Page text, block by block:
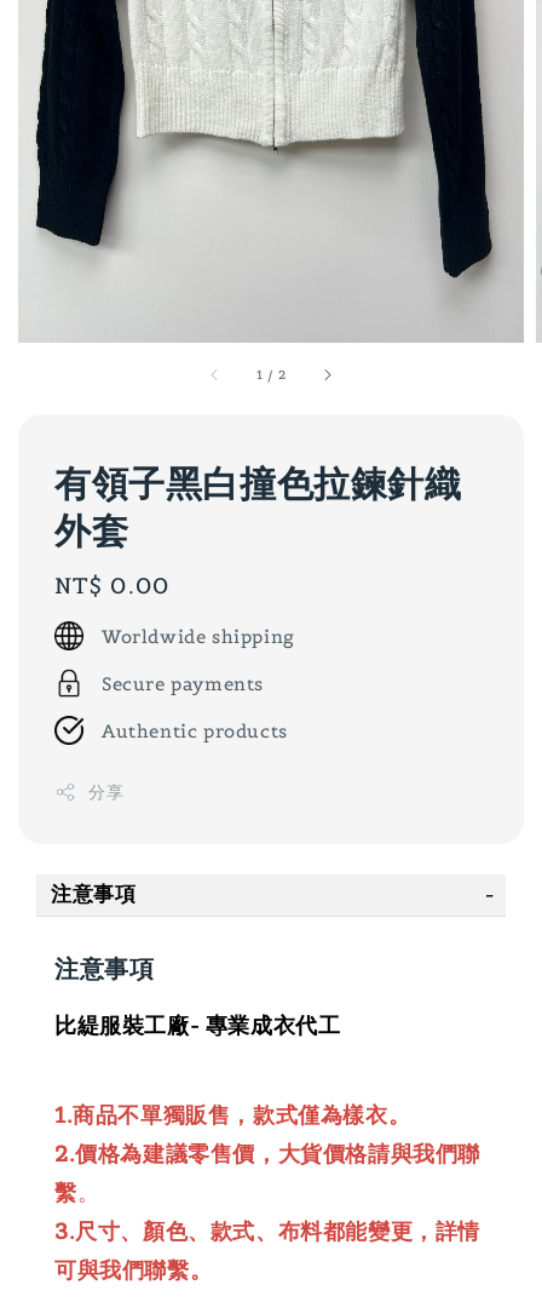
1 / 2
有領子黑白撞色拉鍊針織
外套
Regular
price
NT$ 0.00
Worldwide shipping
Secure payments
Authentic products
分享
注意事項
注意事項
比緹服裝工廠- 專業成衣代工
1.商品不單獨販售，款式僅為樣衣。
2.價格為建議零售價，大貨價格請與我們聯
繫。
3.尺寸、顏色、款式、布料都能變更，詳情
可與我們聯繫。